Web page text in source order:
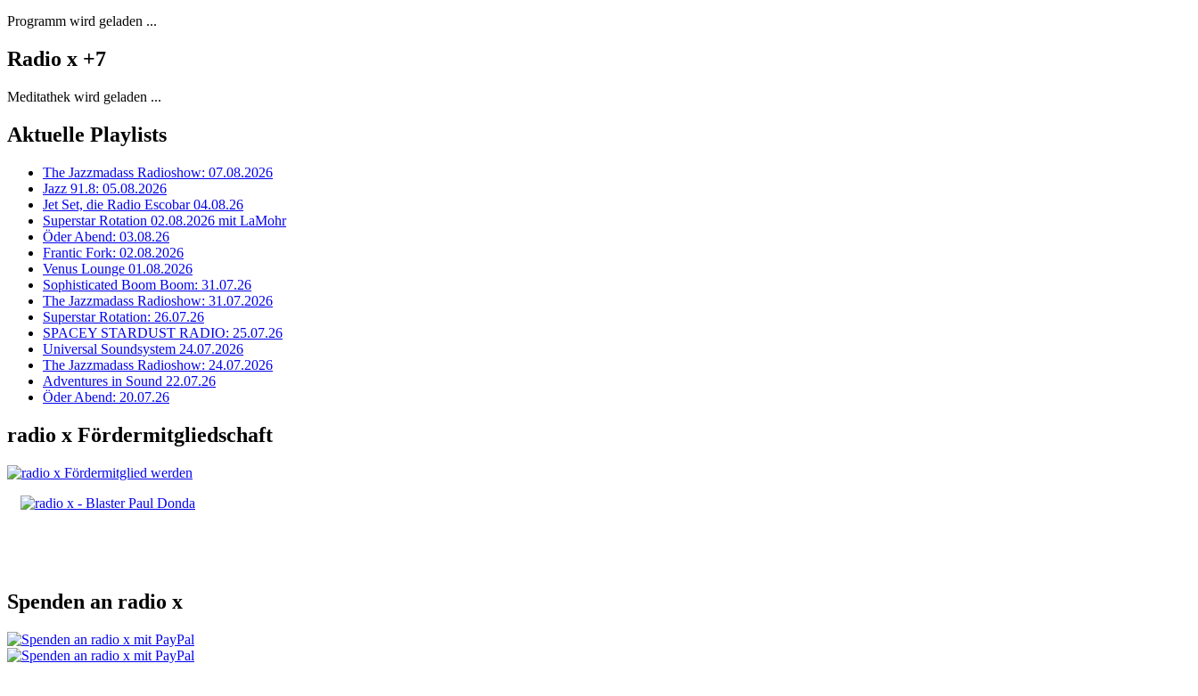
Programm wird geladen ...
Radio x +7
Meditathek wird geladen ...
Aktuelle Playlists
The Jazzmadass Radioshow: 07.08.2026
Jazz 91.8: 05.08.2026
Jet Set, die Radio Escobar 04.08.26
Superstar Rotation 02.08.2026 mit LaMohr
Öder Abend: 03.08.26
Frantic Fork: 02.08.2026
Venus Lounge 01.08.2026
Sophisticated Boom Boom: 31.07.26
The Jazzmadass Radioshow: 31.07.2026
Superstar Rotation: 26.07.26
SPACEY STARDUST RADIO: 25.07.26
Universal Soundsystem 24.07.2026
The Jazzmadass Radioshow: 24.07.2026
Adventures in Sound 22.07.26
Öder Abend: 20.07.26
radio x Fördermitgliedschaft
Spenden an radio x